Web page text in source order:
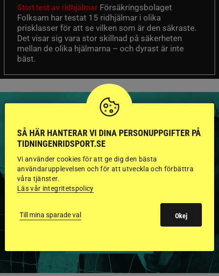
Stort test av ridhjälmar Försäkringsbolaget
Folksam har testat 15 ridhjälmar i olika
prisklasser för att se vilken som är den säkraste.
Det visar sig vara stor skillnad på säkerheten
mellan de olika hjälmarna – och dyrast är inte
bäst.
HINGSTAR ONLINE
GODKÄNDA HINGSTAR I
FLERA KATEGORIER MED
BILDER OCH FAKTA
SÅ HÄR HANTERAR VI DINA PERSONUPPGIFTER PÅ
TIDNINGENRIDSPORT.SE
Vi använder cookies för att ge dig den bästa
användarupplevelsen och för att utveckla och förbättra
våra tjänster.
Läs vår integritetspolicy
Till mina sparade val Okej